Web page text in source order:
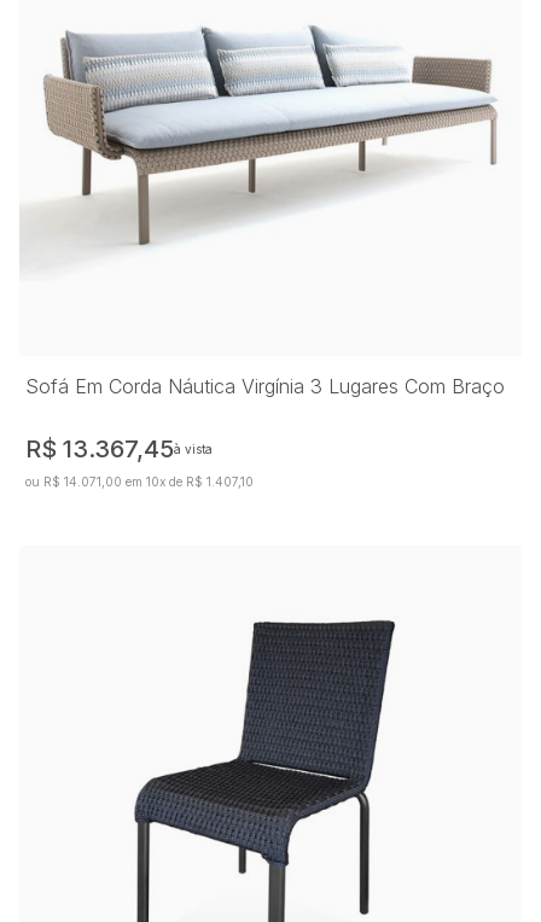
Sofá Em Corda Náutica Virgínia 3 Lugares Com Braço
R$ 13.367,45à vista
ou R$ 14.071,00 em 10x de R$ 1.407,10